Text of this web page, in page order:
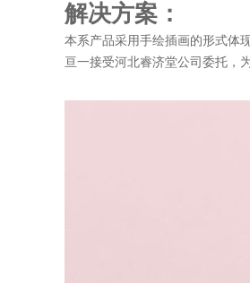
解决方案：
本系产品采用手绘插画的形式体
亘一接受河北睿济堂公司委托，